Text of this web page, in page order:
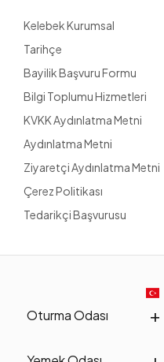
Kelebek Kurumsal
Tarihçe
Bayilik Başvuru Formu
Bilgi Toplumu Hizmetleri
KVKK Aydınlatma Metni
Aydınlatma Metni
Ziyaretçi Aydınlatma Metni
Çerez Politikası
Tedarikçi Başvurusu
Oturma Odası